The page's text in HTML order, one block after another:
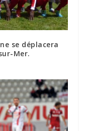
se déplacera
Mer.